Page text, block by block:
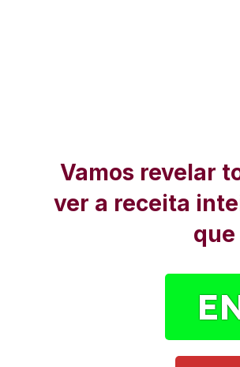
Vamos revelar
ver a receita